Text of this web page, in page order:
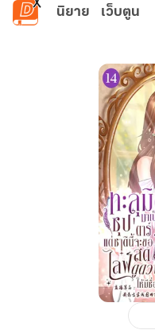
ข้ามไปยังเนื้อหาหลัก
นิยาย เว็บตูน